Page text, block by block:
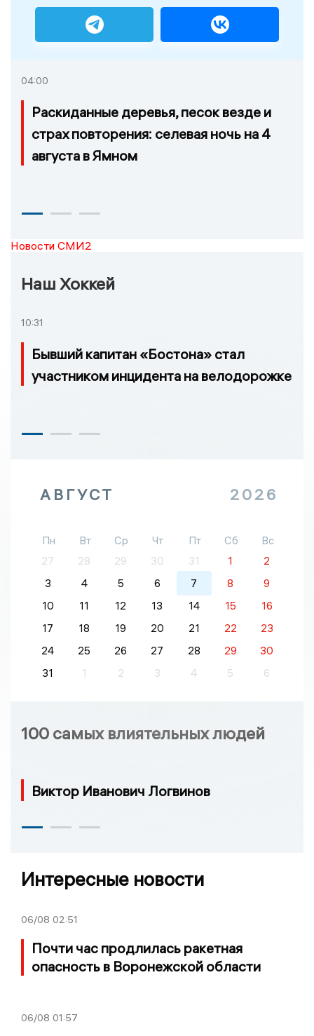
04:00
Раскиданные деревья, песок везде и
страх повторения: селевая ночь на 4
августа в Ямном
Новости СМИ2
Наш Хоккей
10:31
Бывший капитан «Бостона» стал
участником инцидента на велодорожке
АВГУСТ 2026
Пн Вт Ср Чт Пт Сб
Вс
27
28 29 30 31 1
2
3
4 5 6 7 8
9
10
11 12 13 14 15
16
17
18 19 20 21 22
23
24
25 26 27 28 29
30
31
1 2 3 4 5 6
100 самых влиятельных людей
Виктор Иванович Логвинов
Интересные новости
06/08 02:51
Почти час продлилась ракетная
опасность в Воронежской области
06/08 01:57